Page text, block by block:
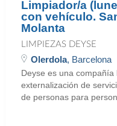
Limpiador/a
con vehículo.
Molanta
LIMPIEZAS DEYSE
Olerdola, Barcelona
Deyse es una
externalización de
de personas para